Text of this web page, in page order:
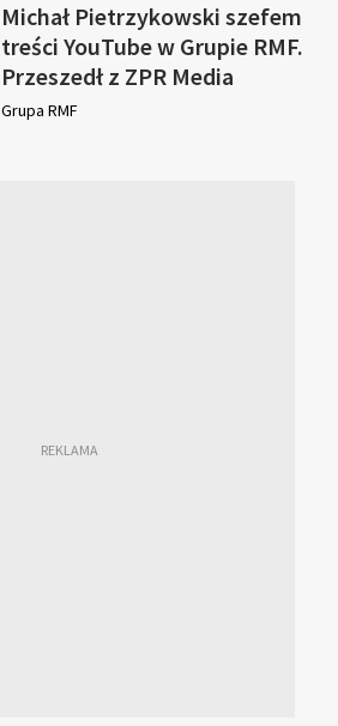
Michał Pietrzykowski szefem
treści YouTube w Grupie RMF.
Przeszedł z ZPR Media
Grupa RMF